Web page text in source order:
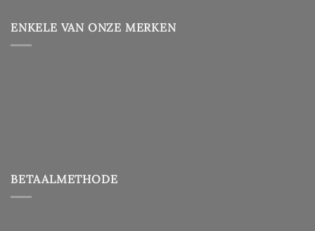
ENKELE VAN ONZE MERKEN
BETAALMETHODE